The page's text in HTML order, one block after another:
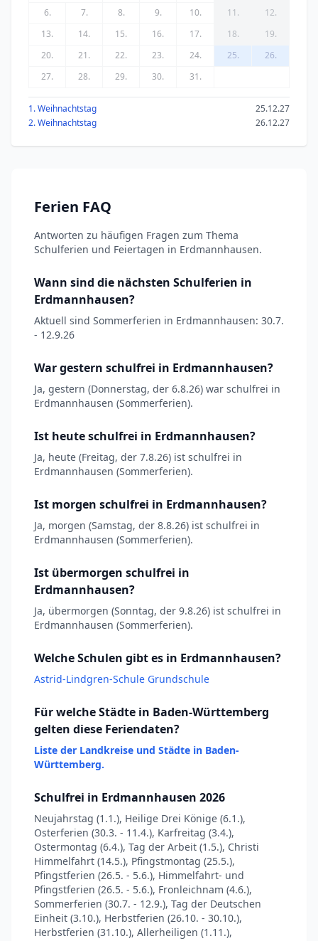
6.
7. 8. 9. 10. 11.
12.
13.
14. 15. 16. 17. 18.
19.
20.
21. 22. 23. 24. 25.
26.
27.
28. 29. 30. 31.
1. Weihnachtstag
25.12.27
2. Weihnachtstag
26.12.27
Ferien FAQ
Antworten zu häufigen Fragen zum Thema
Schulferien und Feiertagen in Erdmannhausen.
Wann sind die nächsten Schulferien in
Erdmannhausen?
Aktuell sind Sommerferien in Erdmannhausen: 30.7.
- 12.9.26
War gestern schulfrei in Erdmannhausen?
Ja, gestern (Donnerstag, der 6.8.26) war schulfrei in
Erdmannhausen (Sommerferien).
Ist heute schulfrei in Erdmannhausen?
Ja, heute (Freitag, der 7.8.26) ist schulfrei in
Erdmannhausen (Sommerferien).
Ist morgen schulfrei in Erdmannhausen?
Ja, morgen (Samstag, der 8.8.26) ist schulfrei in
Erdmannhausen (Sommerferien).
Ist übermorgen schulfrei in
Erdmannhausen?
Ja, übermorgen (Sonntag, der 9.8.26) ist schulfrei in
Erdmannhausen (Sommerferien).
Welche Schulen gibt es in Erdmannhausen?
Astrid-Lindgren-Schule Grundschule
Für welche Städte in Baden-Württemberg
gelten diese Feriendaten?
Liste der Landkreise und Städte in Baden-
Württemberg.
Schulfrei in Erdmannhausen 2026
Neujahrstag (1.1.), Heilige Drei Könige (6.1.),
Osterferien (30.3. - 11.4.), Karfreitag (3.4.),
Ostermontag (6.4.), Tag der Arbeit (1.5.), Christi
Himmelfahrt (14.5.), Pfingstmontag (25.5.),
Pfingstferien (26.5. - 5.6.), Himmelfahrt- und
Pfingstferien (26.5. - 5.6.), Fronleichnam (4.6.),
Sommerferien (30.7. - 12.9.), Tag der Deutschen
Einheit (3.10.), Herbstferien (26.10. - 30.10.),
Herbstferien (31.10.), Allerheiligen (1.11.),